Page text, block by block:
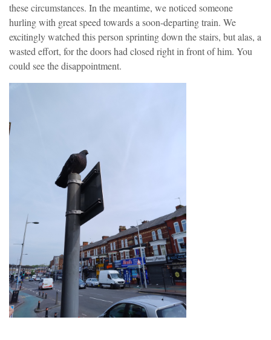
these circumstances. In the meantime, we noticed someone
hurling with great speed towards a soon-departing train. We
excitingly watched this person sprinting down the stairs, but alas, a
wasted effort, for the doors had closed right in front of him. You
could see the disappointment.